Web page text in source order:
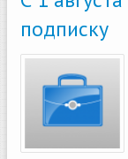
подписку